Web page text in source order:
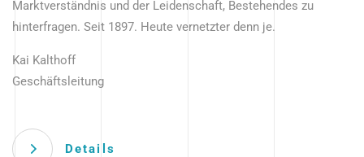
Marktverständnis und der Leidenschaft, Bestehendes zu
hinterfragen. Seit 1897. Heute vernetzter denn je.
Kai Kalthoff
Geschäftsleitung
Details